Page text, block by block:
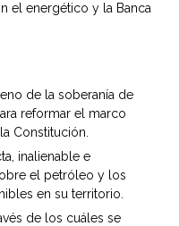
el energético y la Banca
de la soberanía de
reformar el marco
Constitución.
inalienable e
el petróleo y los
en su territorio.
de los cuáles se